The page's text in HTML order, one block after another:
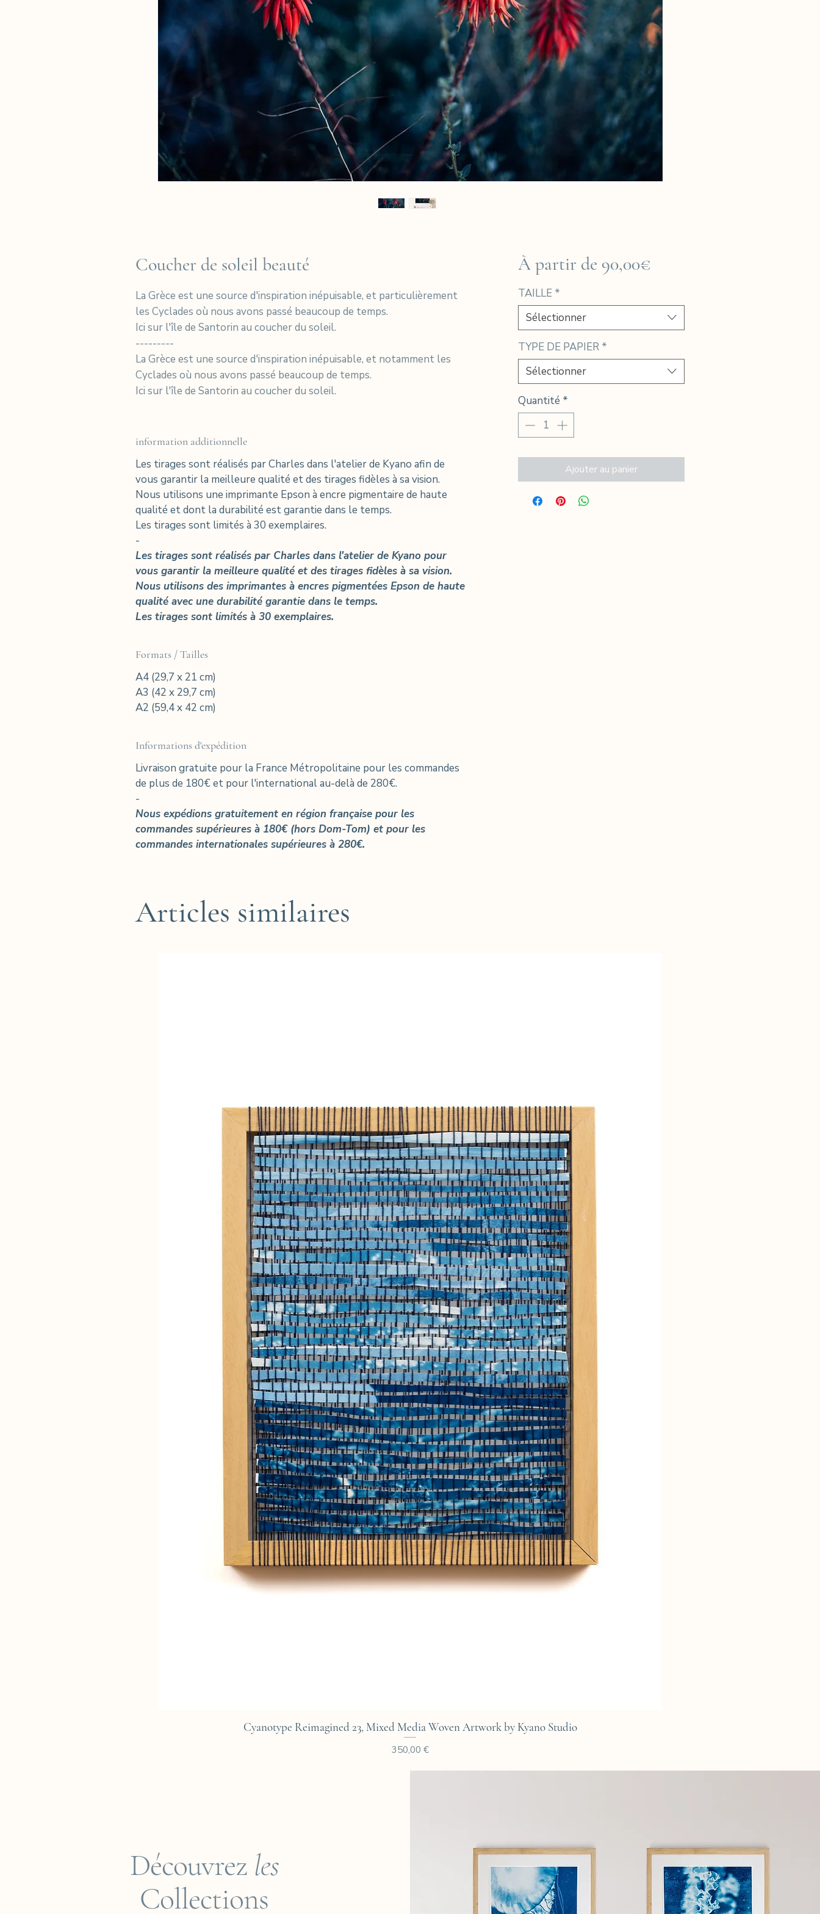
Coucher de soleil beauté
La Grèce est une source d'inspiration inépuisable, et particulièrement
les Cyclades où nous avons passé beaucoup de temps.
Ici sur l'île de Santorin au coucher du soleil.
---------
La Grèce est une source d'inspiration inépuisable, et notamment les
Cyclades où nous avons passé beaucoup de temps.
Ici sur l'île de Santorin au coucher du soleil.
information additionnelle
Les tirages sont réalisés par Charles dans l'atelier de Kyano afin de
vous garantir la meilleure qualité et des tirages fidèles à sa vision.
Nous utilisons une imprimante Epson à encre pigmentaire de haute
qualité et dont la durabilité est garantie dans le temps.
Les tirages sont limités à 30 exemplaires.​
-
Les tirages sont réalisés par Charles dans l'atelier de Kyano pour
vous garantir la meilleure qualité et des tirages fidèles à sa vision.
Nous utilisons des imprimantes à encres pigmentées Epson de haute
qualité avec une durabilité garantie dans le temps.
Les tirages sont limités à 30 exemplaires.
Formats / Tailles
A4 (29,7 x 21 cm)
A3 (42 x 29,7 cm)
A2 (59,4 x 42 cm)
Informations d'expédition
Livraison gratuite pour la France Métropolitaine pour les commandes
de plus de 180€ et pour l'international au-delà de 280€.
-
Nous expédions gratuitement en région française pour les
commandes supérieures à 180€ (hors Dom-Tom) et pour les
commandes internationales supérieures à 280€.
À partir de 90,00€Prix
TAILLE *
Sélectionner
TYPE DE PAPIER *
Sélectionner
Quantité *
Ajouter au panier
Articles similaires
Aperçu rapide
Cyanotype Reimagined 23, Mixed Media Woven Artwork by Kyano Studio
Prix
350,00 €
Découvrez les
Collections